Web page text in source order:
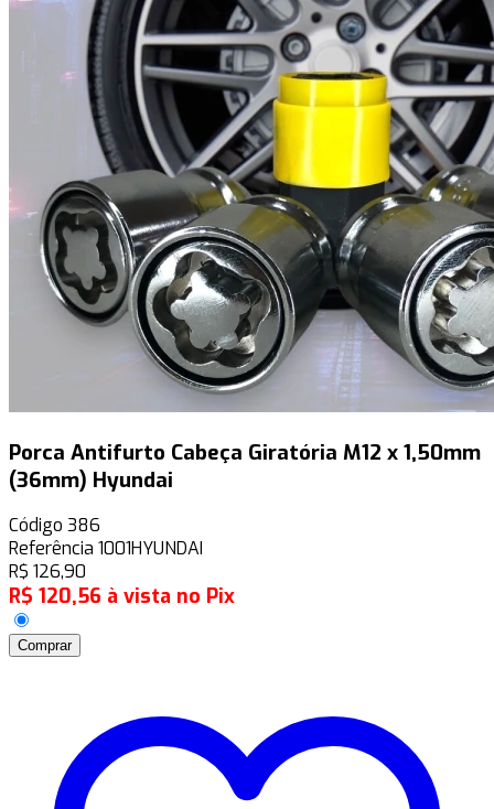
Porca Antifurto Cabeça Giratória M12 x 1,50mm
(36mm) Hyundai
Código 386
Referência 1001HYUNDAI
R$ 126,90
R$ 120,56 à vista no Pix
Comprar